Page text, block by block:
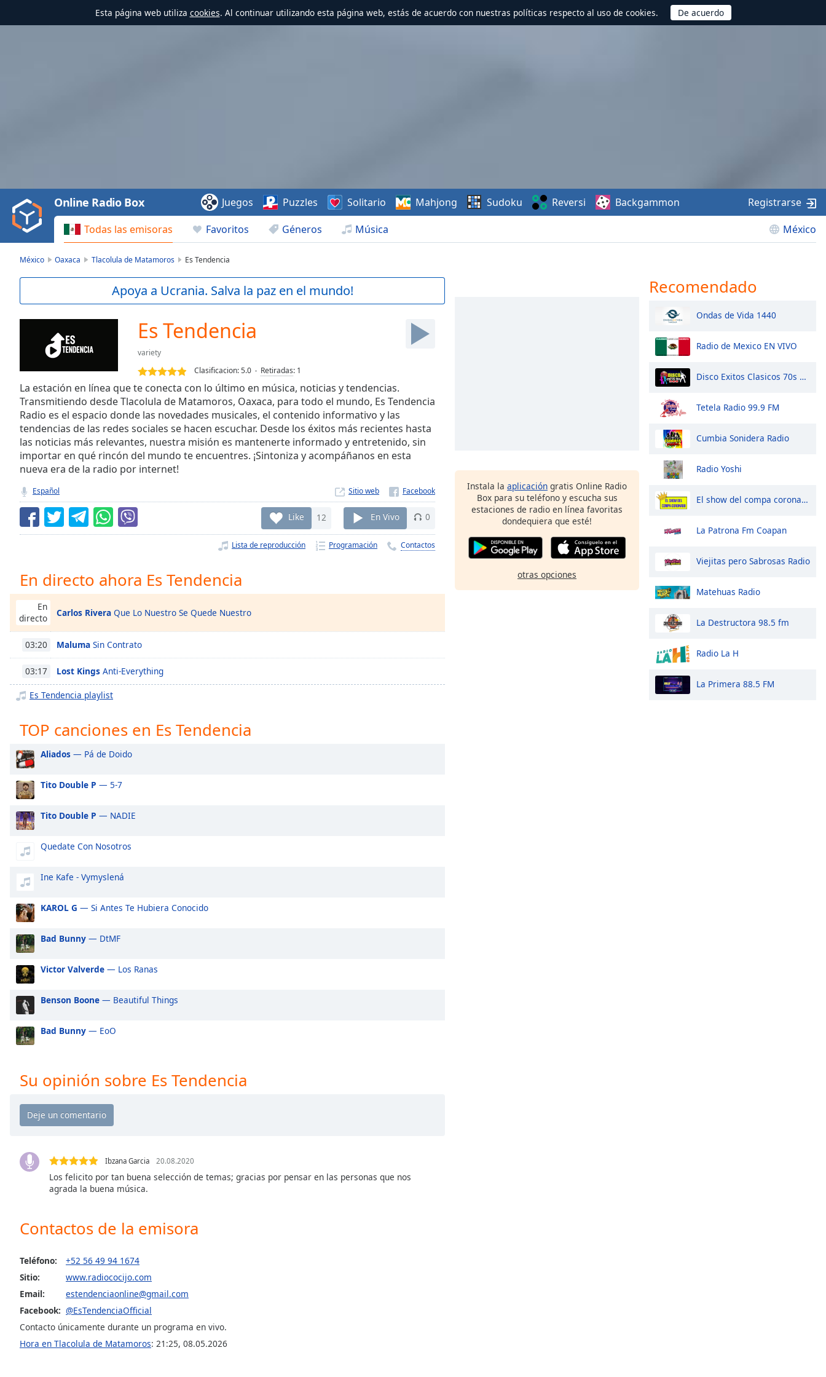
Esta página web utiliza cookies. Al continuar utilizando esta página web, estás de acuerdo con nuestras políticas respecto al uso de cookies.
Video
Play
Backward
Skip
Current
Duration-:-
Stream
TypeLIVE
Seek to
live,
currently
behind
LIVE
Remaining
Time-
Playback
Chapters
Descriptions
descriptions
selected
Subtitles
subtitles
opens
subtitles
settings
dialog
subtitles
off
Audio
Picture
This
modal
window.
Beginning
window.
Escape
cancel
close
window.
Color
Background
Color
Caption
Todas las emisoras Favoritos Géneros Música México
Online Radio Box Juegos Puzzles Solitario Mahjong Sudoku Reversi Backgammon Registrarse
México Oaxaca Tlacolula de Matamoros Es Tendencia
Apoya a Ucrania. Salva la paz en el mundo!
Es Tendencia
variety
Clasificacion:5.0 Retiradas: 1
La estación en línea que te conecta con lo último en música, noticias y tendencias.
Transmitiendo desde Tlacolula de Matamoros, Oaxaca, para todo el mundo, Es Tendencia
Radio es el espacio donde las novedades musicales, el contenido informativo y las
tendencias de las redes sociales se hacen escuchar. Desde los éxitos más recientes hasta
las noticias más relevantes, nuestra misión es mantenerte informado y entretenido, sin
importar en qué rincón del mundo te encuentres. ¡Sintoniza y acompáñanos en esta
nueva era de la radio por internet!
Español Sitio web
Like 12 En Vivo 0
Lista de reproducción Programación Contactos
En directo ahora Es Tendencia
En
directo
Carlos Rivera Que Lo Nuestro Se Quede Nuestro
03:20 Maluma Sin Contrato
03:17 Lost Kings Anti-Everything
Es Tendencia playlist
TOP canciones en Es Tendencia
Aliados — Pá de Doido
Tito Double P — 5-7
Tito Double P — NADIE
Quedate Con Nosotros
Ine Kafe - Vymyslená
KAROL G — Si Antes Te Hubiera Conocido
Bad Bunny — DtMF
Victor Valverde — Los Ranas
Benson Boone — Beautiful Things
Bad Bunny — EoO
Su opinión sobre Es Tendencia
Ibzana Garcia 20.08.2020
Los felicito por tan buena selección de temas; gracias por pensar en las personas que nos
agrada la buena música.
Contactos de la emisora
Teléfono:
+52 56 49 94 1674
Sitio:
www.radiococijo.com
Email:
estendenciaonline@gmail.com
Facebook: @EsTendenciaOfficial
Contacto únicamente durante un programa en vivo.
Hora en Tlacolula de Matamoros: 21:25, 08.05.2026
Instala la aplicación gratis Online Radio
Box para su teléfono y escucha sus
estaciones de radio en línea favoritas
dondequiera que esté!
otras opciones
Recomendado
Ondas de Vida 1440
Radio de Mexico EN VIVO
Disco Exitos Clasicos 70s 80s 90s Minimix
Tetela Radio 99.9 FM
Cumbia Sonidera Radio
Radio Yoshi
El show del compa coronado
La Patrona Fm Coapan
Viejitas pero Sabrosas Radio
Matehuas Radio
La Destructora 98.5 fm
Radio La H
La Primera 88.5 FM